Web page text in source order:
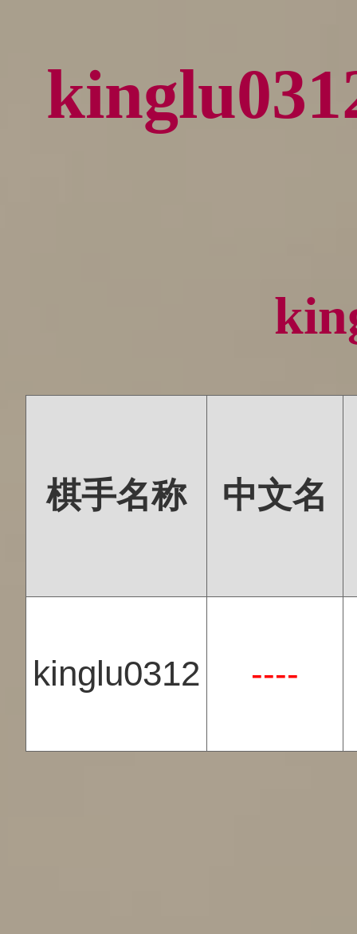
棋手名称 中文名
kinglu0312 ----